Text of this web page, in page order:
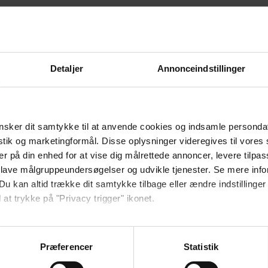
Detaljer Annonceindstillinger
dit samtykke til at anvende cookies og indsamle
og marketingformål. Disse oplysninger videregives til vores
på din enhed for at vise dig målrettede annoncer, levere
målgruppeundersøgelser og udvikle tjenester. Se mere
kan altid trække dit samtykke tilbage eller ændre indstillinger
at trykke på "Privacy trigger" ikonet.
gerne:
om din placering, der kan være nøjagtig inden for få
Præferencer Statistik
giver 10 % rabat på
medarbejdere
hverken abonnement eller
med firmakortet.